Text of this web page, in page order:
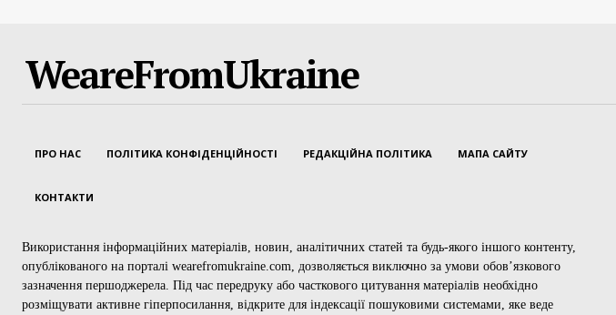
WeareFromUkraine
ПРО НАС ПОЛІТИКА КОНФІДЕНЦІЙНОСТІ РЕДАКЦІЙНА ПОЛІТИКА МАПА САЙТУ
КОНТАКТИ
Використання інформаційних матеріалів, новин, аналітичних статей та будь-якого іншого контенту,
опублікованого на порталі wearefromukraine.com, дозволяється виключно за умови обов’язкового
зазначення першоджерела. Під час передруку або часткового цитування матеріалів необхідно
розміщувати активне гіперпосилання, відкрите для індексації пошуковими системами, яке веде